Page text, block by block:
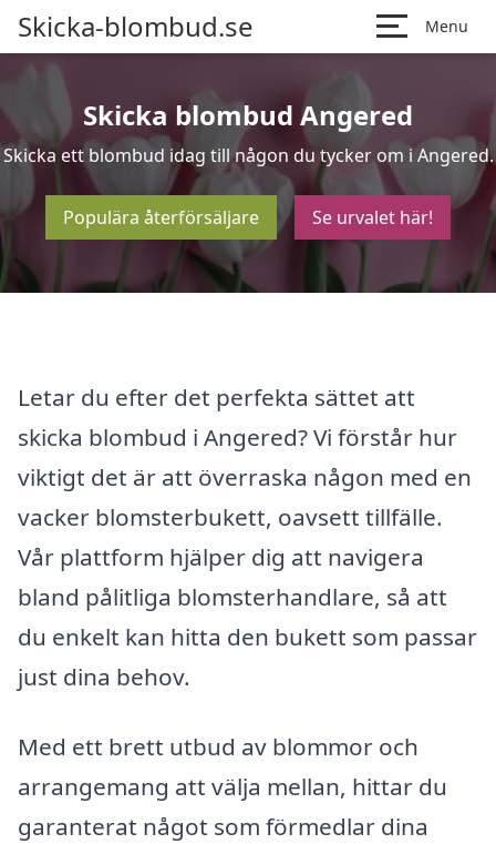
Skicka-blombud.se Menu
Skicka blombud Angered
Skicka ett blombud idag till någon du tycker om i Angered.
Populära återförsäljare Se urvalet här!
Letar du efter det perfekta sättet att
skicka blombud i Angered? Vi förstår hur
viktigt det är att överraska någon med en
vacker blomsterbukett, oavsett tillfälle.
Vår plattform hjälper dig att navigera
bland pålitliga blomsterhandlare, så att
du enkelt kan hitta den bukett som passar
just dina behov.
Med ett brett utbud av blommor och
arrangemang att välja mellan, hittar du
garanterat något som förmedlar dina